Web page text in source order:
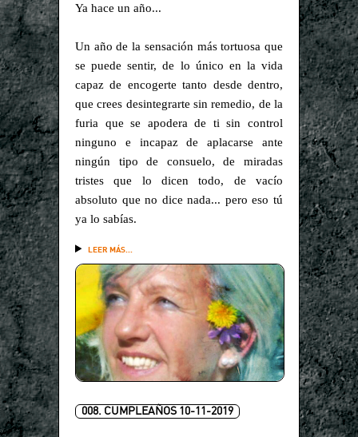
Ya hace un año...
Un año de la sensación más tortuosa que
se puede sentir, de lo único en la vida
capaz de encogerte tanto desde dentro,
que crees desintegrarte sin remedio, de la
furia que se apodera de ti sin control
ninguno e incapaz de aplacarse ante
ningún tipo de consuelo, de miradas
tristes que lo dicen todo, de vacío
absoluto que no dice nada... pero eso tú
ya lo sabías.
LEER MÁS...
008. CUMPLEAÑOS 10-11-2019